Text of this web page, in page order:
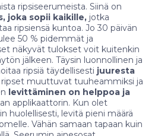
ripsiseerumeista. Siinä on
joka sopii kaikille, jotka
ripsiensä kuntoa. Jo 30 päivän
50 % pidemmät ja
näkyvät tulokset voit kuitenkin
jälkeen. Täysin luonnollinen ja
ripsiä täydellisesti juuresta
ripset muuttuvat tuuheammiksi ja
levittäminen on helppoa ja
applikaattorin. Kun olet
huolellisesti, levitä pieni määrä
Vähän samaan tapaan kuin